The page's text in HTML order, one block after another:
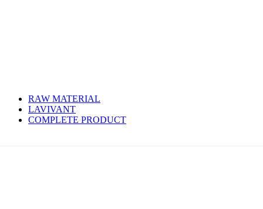
RAW MATERIAL
LAVIVANT
COMPLETE PRODUCT